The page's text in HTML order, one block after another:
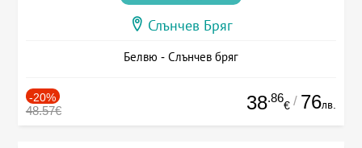
Слънчев Бряг
Белвю - Слънчев бряг
-20%
48.57€ 38.86
€ / 76лв.